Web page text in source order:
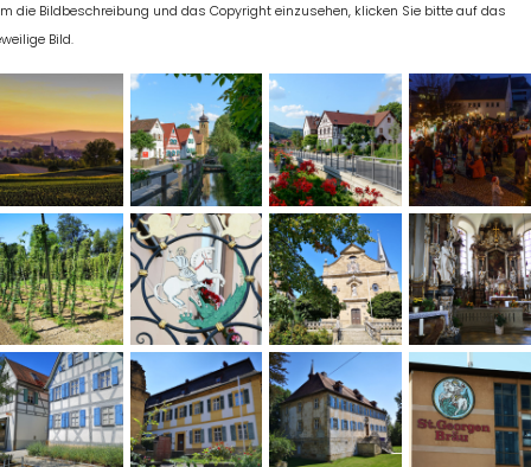
die Bildbeschreibung und das Copyright einzusehen, klicken Sie bitte auf das
Bild.